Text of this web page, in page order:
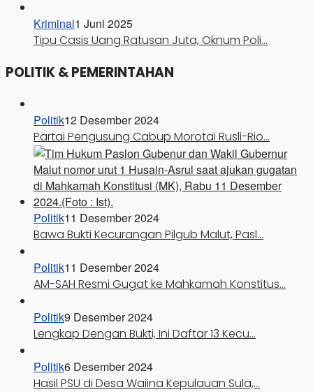
Kriminal1 Juni 2025
Tipu Casis Uang Ratusan Juta, Oknum Poli…
POLITIK & PEMERINTAHAN
Politik12 Desember 2024
Partai Pengusung Cabup Morotai Rusli-Rio…
Politik11 Desember 2024
Bawa Bukti Kecurangan Pilgub Malut, Pasl…
Politik11 Desember 2024
AM-SAH Resmi Gugat ke Mahkamah Konstitus…
Politik9 Desember 2024
Lengkap Dengan Bukti, Ini Daftar 13 Kecu…
Politik6 Desember 2024
Hasil PSU di Desa Waiina Kepulauan Sula,…